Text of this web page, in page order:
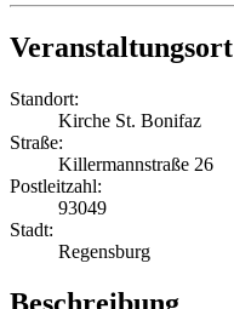
Veranstaltungsort
Standort:
Kirche St. Bonifaz
Straße:
Killermannstraße 26
Postleitzahl:
93049
Stadt:
Regensburg
Beschreibung